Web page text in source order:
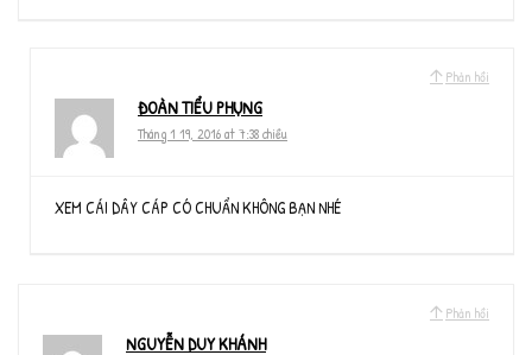
Phản hồi
ĐOÀN TIỂU PHỤNG
Tháng 1 19, 2016 at 7:38 chiều
XEM CÁI DÂY CÁP CÓ CHUẨN KHÔNG BẠN NHÉ
Phản hồi
NGUYỄN DUY KHÁNH